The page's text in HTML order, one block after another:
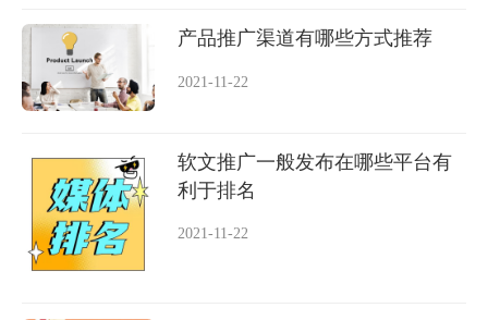
产品推广渠道有哪些方式推荐
2021-11-22
软文推广一般发布在哪些平台有
利于排名
2021-11-22